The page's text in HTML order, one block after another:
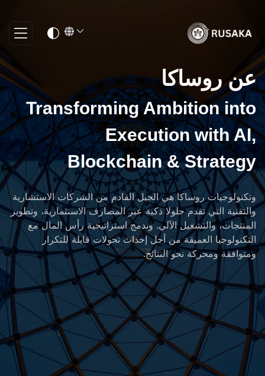
عن روساكا
Transforming Ambition into
Execution with AI,
Blockchain & Strategy
وتكنولوجيات روساكا هي الجيل القادم من الشركات الاستشارية
والتقنية التي تقدم حلولا ذكية عبر المصارف الاستثمارية، وتطوير
المنتجات، والتشغيل الآلي. وندمج استراتيجية رأس المال مع
التكنولوجيا العميقة من أجل إحداث تحولات قابلة للتكرار
ومتوافقة ومحركة نحو النتائج.